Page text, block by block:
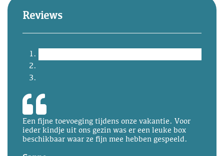
Reviews
Een fijne toevoeging tijdens onze vakantie. Voor
ieder kindje uit ons gezin was er een leuke box
beschikbaar waar ze fijn mee hebben gespeeld.